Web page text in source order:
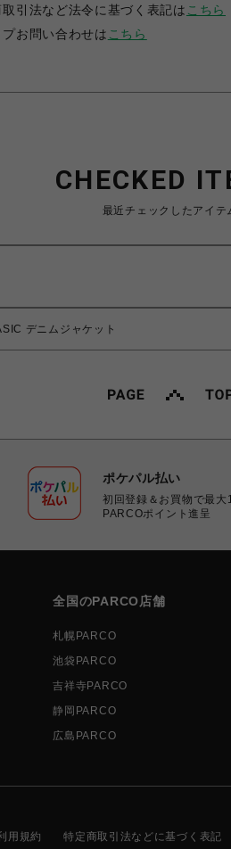
引法など法令に基づく表記は こちら
プお問い合わせは こちら
CHECKED
最近チェックしたアイテ
デニムジャケット
ポケパル払い
初回登録＆お買物で最
PARCOポイント進呈
全国のPARCO店舗
札幌PARCO
池袋PARCO
吉祥寺PARCO
静岡PARCO
広島PARCO
用規約 特定商取引法などに基づく表記